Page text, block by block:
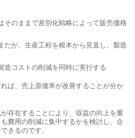
そのままで差別化戦略によって販売価格
だが、生産工程を根本から見直し、製造
造コストの削減を同時に実行する
ば、売上原価率が改善することが分か
存在することにより、収益の向上を重
費用の削減に集中するかを検討し、企
きるのです。